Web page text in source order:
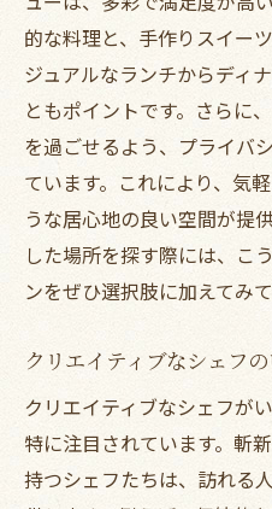
的な料理と、手作りスイー
ジュアルなランチからディ
ともポイントです。さらに
を過ごせるよう、プライバ
ています。これにより、気
うな居心地の良い空間が提
した場所を探す際には、こ
ンをぜひ選択肢に加えてみ
クリエイティブなシェフ
クリエイティブなシェフが
特に注目されています。斬
持つシェフたちは、訪れる